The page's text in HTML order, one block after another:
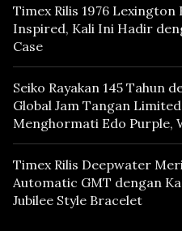
Timex Rilis 1976 Lexington
Inspired, Kali Ini Hadir
Case
Seiko Rayakan 145 Tahun
Global Jam Tangan
Menghormati Edo Purple,
Mencerminkan Warisan
Timex Rilis Deepwater
Automatic GMT dengan
Jubilee Style Bracelet